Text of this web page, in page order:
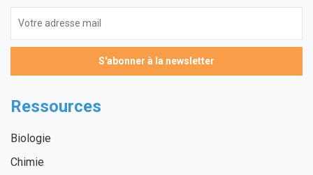
Ressources
Biologie
Chimie